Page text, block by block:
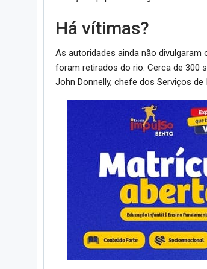
Há vítimas?
As autoridades ainda não
foram retirados do rio. Cerca de 300
John Donnelly, chefe dos Serviços